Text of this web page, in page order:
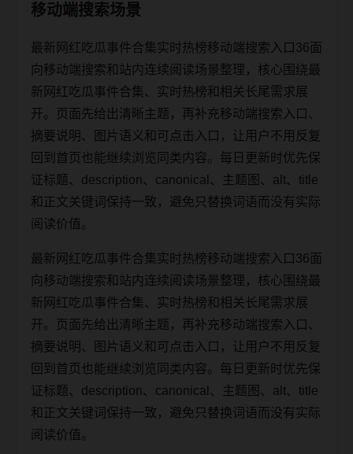
移动端搜索场景
最新网红吃瓜事件合集实时热榜移动端搜索入口36面
向移动端搜索和站内连续阅读场景整理，核心围绕最
新网红吃瓜事件合集、实时热榜和相关长尾需求展
开。页面先给出清晰主题，再补充移动端搜索入口、
摘要说明、图片语义和可点击入口，让用户不用反复
回到首页也能继续浏览同类内容。每日更新时优先保
证标题、description、canonical、主题图、alt、title
和正文关键词保持一致，避免只替换词语而没有实际
阅读价值。
最新网红吃瓜事件合集实时热榜移动端搜索入口36面
向移动端搜索和站内连续阅读场景整理，核心围绕最
新网红吃瓜事件合集、实时热榜和相关长尾需求展
开。页面先给出清晰主题，再补充移动端搜索入口、
摘要说明、图片语义和可点击入口，让用户不用反复
回到首页也能继续浏览同类内容。每日更新时优先保
证标题、description、canonical、主题图、alt、title
和正文关键词保持一致，避免只替换词语而没有实际
阅读价值。